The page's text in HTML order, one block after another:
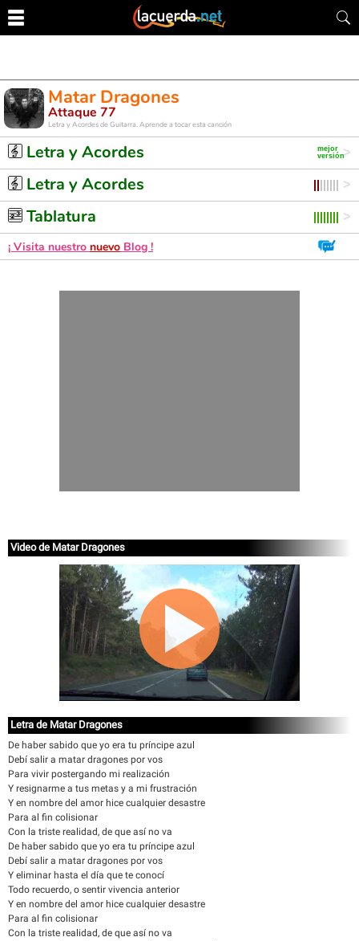
Matar Dragones
Attaque 77
Letra y Acordes de Guitarra. Aprende a tocar esta canción
Letra y Acordes
Letra y Acordes
Tablatura
¡ Visita nuestro nuevo Blog !
Video de Matar Dragones
Letra de Matar Dragones
De haber sabido que yo era tu príncipe azul
Debí salir a matar dragones por vos
Para vivir postergando mi realización
Y resignarme a tus metas y a mi frustración
Y en nombre del amor hice cualquier desastre
Para al fin colisionar
Con la triste realidad, de que así no va
De haber sabido que yo era tu príncipe azul
Debí salir a matar dragones por vos
Y eliminar hasta el día que te conocí
Todo recuerdo, o sentir vivencia anterior
Y en nombre del amor hice cualquier desastre
Para al fin colisionar
Con la triste realidad, de que así no va